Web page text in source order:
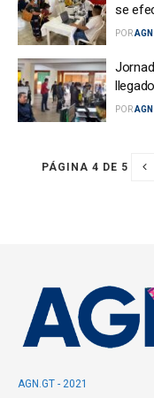
se
POR
POR
PÁGINA 4 DE 5
AGN.GT - 2021